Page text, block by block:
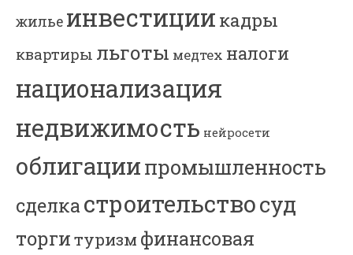
жилье инвестиции кадры
квартиры льготы медтех налоги
национализация
недвижимость нейросети
облигациипромышленность
сделкастроительствосуд
торгитуризм финансовая